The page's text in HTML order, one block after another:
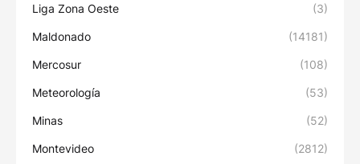
Liga Zona Oeste (3)
Maldonado (14181)
Mercosur (108)
Meteorología (53)
Minas (52)
Montevideo (2812)